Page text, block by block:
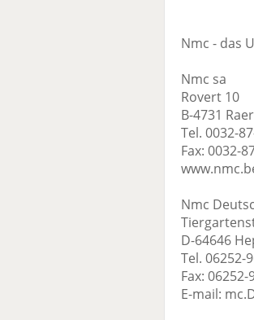
Nmc - das
Nmc sa
Rovert 10
B-4731
Tel. 0032-
Fax: 0032-
Nmc
D-64646
Tel. 06252-
Fax: 06252-
E-mail: